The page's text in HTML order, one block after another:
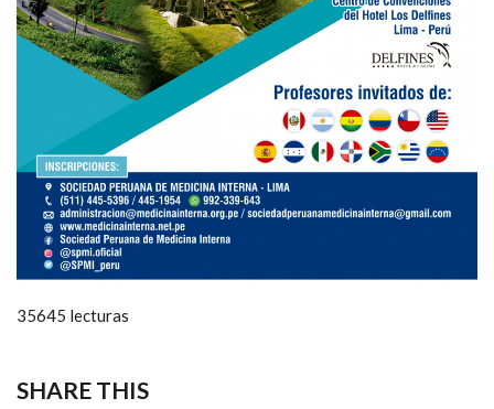
35645 lecturas
SHARE THIS